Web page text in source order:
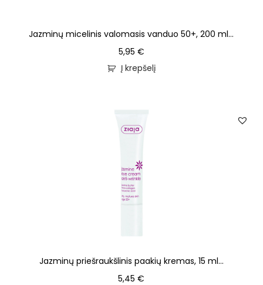
Jazminų micelinis valomasis vanduo 50+, 200 ml...
5,95 €
Į krepšelį
Jazminų priešraukšlinis paakių kremas, 15 ml...
5,45€